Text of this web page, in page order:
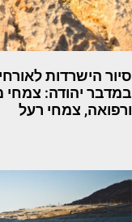
במדבר יהודה: צמחי
ורפואה, צמחי רעל